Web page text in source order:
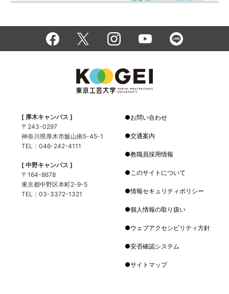
[ 厚木キャンパス ]
〒243-0297
神奈川県厚木市飯山南5-45-1
TEL：046-242-4111
[ 中野キャンパス ]
〒164-8678
東京都中野区本町2-9-5
TEL：03-3372-1321
お問い合わせ
交通案内
教職員採用情報
このサイトについて
情報セキュリティポリシー
個人情報の取り扱い
ウェブアクセシビリティ方針
安否確認システム
サイトマップ